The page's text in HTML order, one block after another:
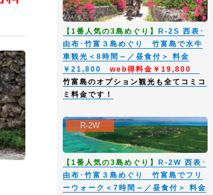
【1番人気の3島めぐり】
R-2S 西表･
由布･竹富３島めぐり 竹富島で水牛
車観光＜8時間～／昼食付＞ 料金
￥21,800 web得料金￥19,800
竹富島のオプション観光も全てコミコ
ミ料金です！
R-2W
【1番人気の3島めぐり】 R-2W 西表･
由布･竹富３島めぐり 竹富島でフリ
ーウォーク＜7時間～／昼食付＞ 料金